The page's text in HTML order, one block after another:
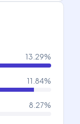
13.29%
11.84%
8.27%